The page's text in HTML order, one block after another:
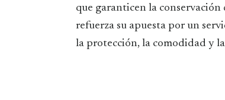
que garanticen la
refuerza su apuesta por un
la protección, la comodidad y